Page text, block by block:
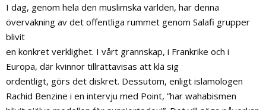
I dag, genom hela den muslimska världen, har denna
övervakning av det offentliga rummet genom Salafi grupper
blivit
en konkret verklighet. I vårt grannskap, i Frankrike och i
Europa, där kvinnor tillrättavisas att klä sig
ordentligt, görs det diskret. Dessutom, enligt islamologen
Rachid Benzine i en intervju med Point, ”har wahabismen